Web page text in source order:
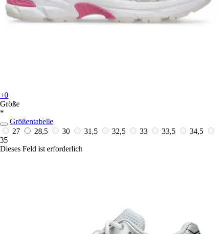
+0
Größe
*
Größentabelle
27
28,5 30 31,5 32,5 33 33,5
34,5
35
Dieses Feld ist erforderlich